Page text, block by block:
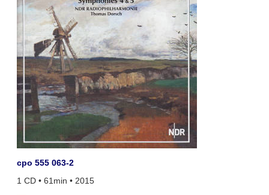
cpo 555 063-2
1 CD • 61min • 2015